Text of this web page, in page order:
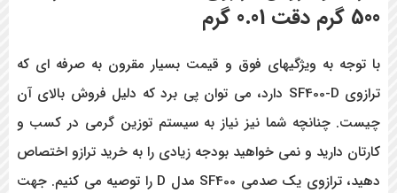
500 گرم دقت 0.01 گرم
با توجه به ویژگیهای فوق و قیمت بسیار مقرون به صرفه ای که
ترازوی SF400-D دارد، می توان پی برد که دلیل فروش بالای آن
چیست. چنانچه شما نیز نیاز به سیستم توزین گرمی در کسب و
کارتان دارید و نمی خواهید بودجه زیادی را به خرید ترازو اختصاص
دهید، ترازوی یک صدمی SF400 مدل D را توصیه می کنیم. جهت